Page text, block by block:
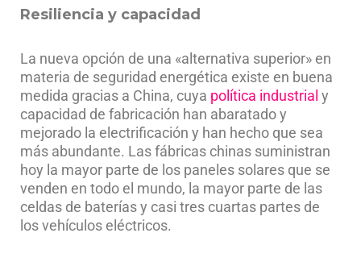
Resiliencia y capacidad
La nueva opción de una «alternativa superior» en
materia de seguridad energética existe en buena
medida gracias a China, cuya política industrial y
capacidad de fabricación han abaratado y
mejorado la electrificación y han hecho que sea
más abundante. Las fábricas chinas suministran
hoy la mayor parte de los paneles solares que se
venden en todo el mundo, la mayor parte de las
celdas de baterías y casi tres cuartas partes de
los vehículos eléctricos.